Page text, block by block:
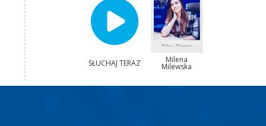
SŁUCHAJ TERAZ Milena
Milewska